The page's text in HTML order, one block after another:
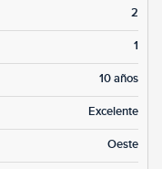
2
1
10 años
Excelente
Oeste